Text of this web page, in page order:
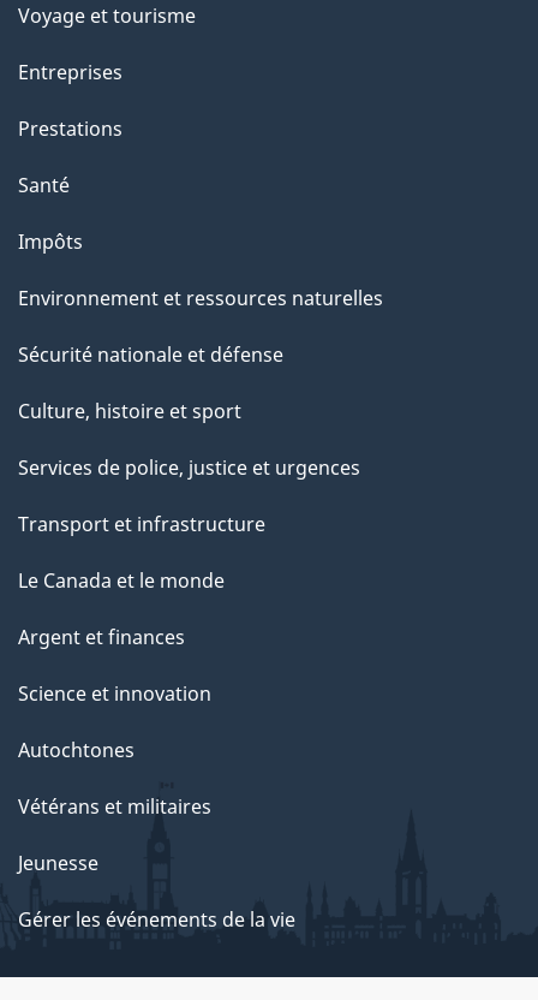
e
t
e
a
g
Voyage et tourisme
Entreprises
Prestations
Santé
Impôts
Environnement et ressources naturelles
Sécurité nationale et défense
Culture, histoire et sport
Services de police, justice et urgences
Transport et infrastructure
Le Canada et le monde
Argent et finances
Science et innovation
Autochtones
Vétérans et militaires
Jeunesse
Gérer les événements de la vie